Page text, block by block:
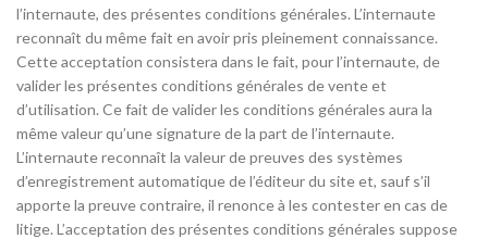
l’internaute, des présentes conditions générales. L’internaute
reconnaît du même fait en avoir pris pleinement connaissance.
Cette acceptation consistera dans le fait, pour l’internaute, de
valider les présentes conditions générales de vente et
d’utilisation. Ce fait de valider les conditions générales aura la
même valeur qu’une signature de la part de l’internaute.
L’internaute reconnaît la valeur de preuves des systèmes
d’enregistrement automatique de l’éditeur du site et, sauf s’il
apporte la preuve contraire, il renonce à les contester en cas de
litige. L’acceptation des présentes conditions générales suppose